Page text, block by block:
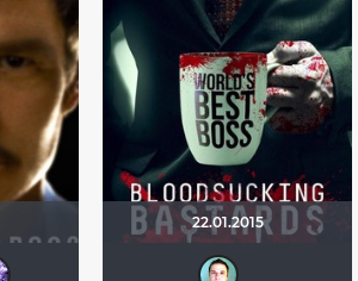
draude
22.01.2015